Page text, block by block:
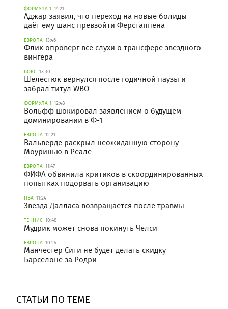
ФОРМУЛА 1 14:21
Аджар заявил, что переход на новые болиды
даёт ему шанс превзойти Ферстаппена
ЕВРОПА 13:46
Флик опроверг все слухи о трансфере звёздного
вингера
БОКС 13:30
Шелестюк вернулся после годичной паузы и
забрал титул WBO
ФОРМУЛА 1 12:48
Вольфф шокировал заявлением о будущем
доминировании в Ф-1
ЕВРОПА 12:21
Вальверде раскрыл неожиданную сторону
Моуринью в Реале
ЕВРОПА 11:47
ФИФА обвинила критиков в скоординированных
попытках подорвать организацию
НБА 11:24
Звезда Далласа возвращается после травмы
ТЕННИС 10:48
Мудрик может снова покинуть Челси
ЕВРОПА 10:25
Манчестер Сити не будет делать скидку
Барселоне за Родри
СТАТЬИ ПО ТЕМЕ